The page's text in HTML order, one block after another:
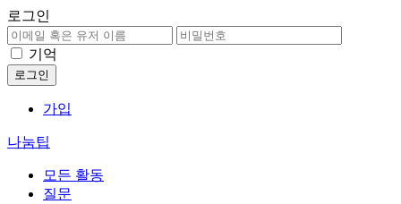
로그인
기억
가입
나눔팁
모든 활동
질문